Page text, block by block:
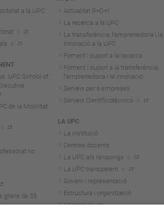
a la UPC
UPC School of
de la Mobilitat
no
grans de 55
Actualitat R+D+I
La recerca a la UPC
La transferència, l'emprenedoria i la
innovació a la UPC
Foment i suport a la recerca
Foment i suport a la transferència,
l'emprenedoria i la innovació
Serveis per a empreses
Serveis Cientificotècnics
LA UPC
La institució
Centres docents
La UPC als rànquings
La UPC transparent
Govern i representació
Estructura i organització
Honoris causa